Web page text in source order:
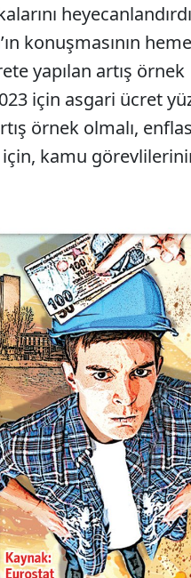
konuşmasının
yapılan artış örnek
için asgari ücret
örnek olmalı,
için, kamu